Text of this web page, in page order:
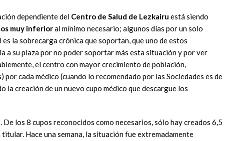
dependiente del Centro de Salud de Lezkairu está siendo
muy inferioral mínimo necesario; algunos días por un solo
es la sobrecarga crónica que soportan, que uno de estos
a su plaza por no poder soportar más esta situación y por ver
el centro con mayor crecimiento de población,
cada médico (cuando lo recomendado por las Sociedades es de
la creación de un nuevo cupo médico que descargue los
. De los 8 cupos reconocidos como necesarios, sólo hay creados 6,5
Hace una semana, la situación fue extremadamente